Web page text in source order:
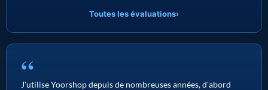
Toutes les évaluations›
“
J'utilise Yoorshop depuis de nombreuses années, d'abord